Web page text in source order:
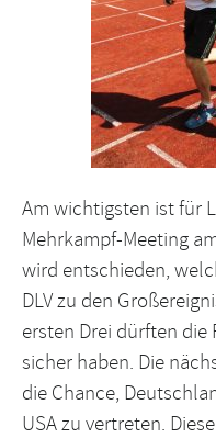
Am wichtigsten ist für
Mehrkampf-Meeting
wird entschieden,
DLV zu den
ersten Drei dürften die
sicher haben. Die
die Chance,
USA zu vertreten.